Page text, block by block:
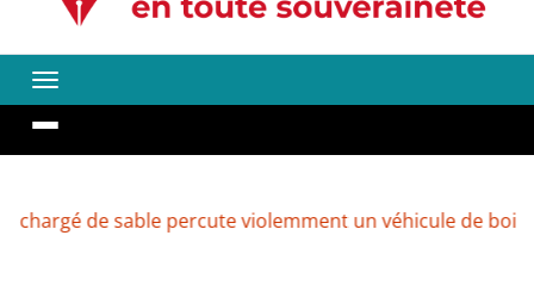
sable percute violemment un véhicule de boissons à